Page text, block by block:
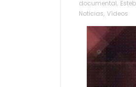
documental,
Noticias, Vídeos